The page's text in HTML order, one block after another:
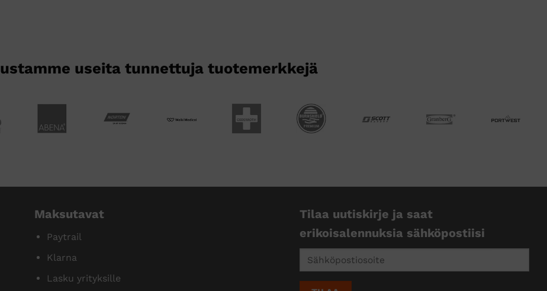
useita tunnettuja tuotemerkkejä
Maksutavat
Paytrail
Klarna
Lasku yrityksille
Tilaa uutiskirje ja saat
erikoisalennuksia sähköpostiisi